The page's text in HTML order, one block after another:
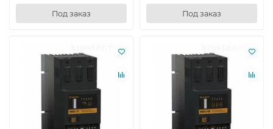
Под заказ Под заказ